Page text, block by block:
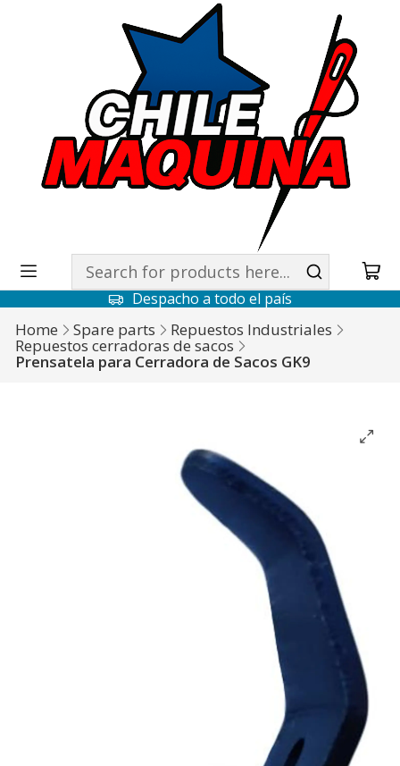
Despacho a todo el país
Home Spare parts Repuestos Industriales
Repuestos cerradoras de sacos
Prensatela para Cerradora de Sacos GK9